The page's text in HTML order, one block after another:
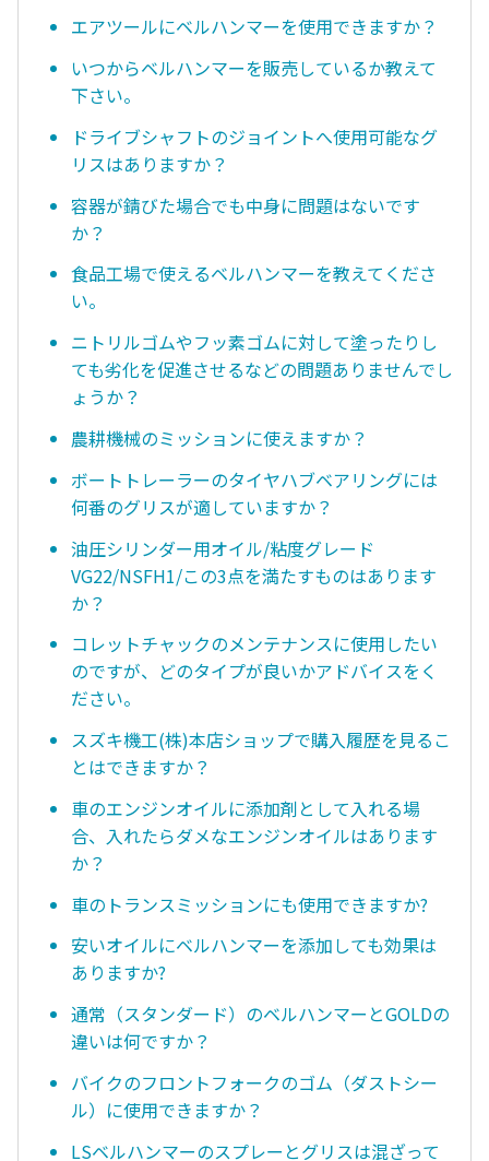
エアツールにベルハンマーを使用できますか？
いつからベルハンマーを販売しているか教えて
下さい。
ドライブシャフトのジョイントへ使用可能なグ
リスはありますか？
容器が錆びた場合でも中身に問題はないです
か？
食品工場で使えるベルハンマーを教えてくださ
い。
ニトリルゴムやフッ素ゴムに対して塗ったりし
ても劣化を促進させるなどの問題ありませんでし
ょうか？
農耕機械のミッションに使えますか？
ボートトレーラーのタイヤハブベアリングには
何番のグリスが適していますか？
油圧シリンダー用オイル/粘度グレード
VG22/NSFH1/この3点を満たすものはあります
か？
コレットチャックのメンテナンスに使用したい
のですが、どのタイプが良いかアドバイスをく
ださい。
スズキ機工(株)本店ショップで購入履歴を見るこ
とはできますか？
車のエンジンオイルに添加剤として入れる場
合、入れたらダメなエンジンオイルはあります
か？
車のトランスミッションにも使用できますか?
安いオイルにベルハンマーを添加しても効果は
ありますか?
通常（スタンダード）のベルハンマーとGOLDの
違いは何ですか？
バイクのフロントフォークのゴム（ダストシー
ル）に使用できますか？
LSベルハンマーのスプレーとグリスは混ざって